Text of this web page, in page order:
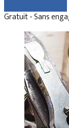
Gratuit - Sans